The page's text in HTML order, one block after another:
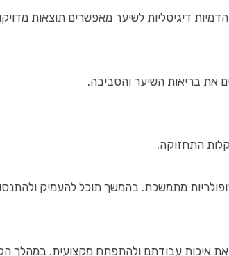
דיגיטליות לשיער מאפשרים תוצאות
את בריאות השיער והסביבה.
התחזוקה.
מתמשכת. בהמשך תוכל להעמיק
את איכות עבודתם ולהתפתח מקצועית.